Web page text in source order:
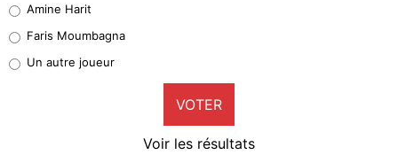
1%
9%
Amine Harit
Faris Moumbagna
Un autre joueur
VOTER
Voir les résultats